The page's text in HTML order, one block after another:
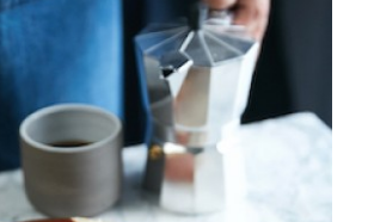
ΛΕΠΤΟΜΈΡΕΙΕΣ